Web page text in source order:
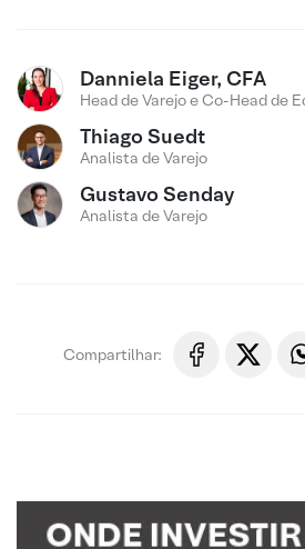
Danniela Eiger, CFA
Head de Varejo e Co-Head de
Thiago Suedt
Analista de Varejo
Gustavo Senday
Analista de Varejo
Compartilhar: